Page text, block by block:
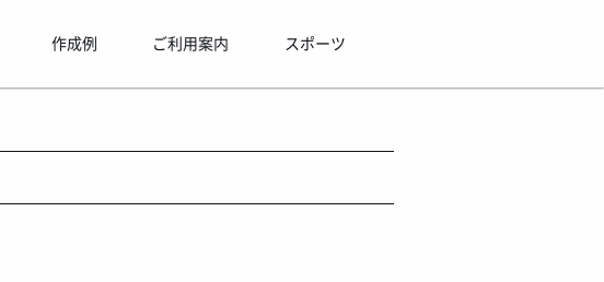
作成例 ご利用案内 スポーツ